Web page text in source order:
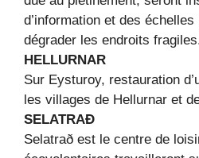
d’information et des
dégrader les endroits
HELLURNAR
Sur Eysturoy, restauration
les villages de Hellurnar et
SELATRAÐ
Selatrað est le centre de